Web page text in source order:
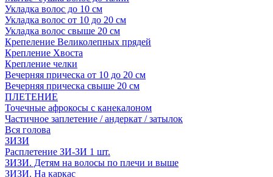
Укладка волос до 10 см
Укладка волос от 10 до 20 см
Укладка волос свыше 20 см
Крепеление Великолепных прядей
Крепление Хвоста
Крепление челки
Вечерняя прическа от 10 до 20 см
Вечерняя прическа свыше 20 см
ПЛЕТЕНИЕ
Точечные афрокосы с канекалоном
Частичное заплетение / андеркат / затылок
Вся голова
ЗИЗИ
Расплетение ЗИ-ЗИ 1 шт.
ЗИЗИ. Детям на волосы по плечи и выше
ЗИЗИ. На каркас